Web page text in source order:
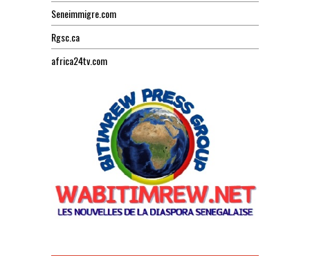
Seneimmigre.com
Rgsc.ca
africa24tv.com